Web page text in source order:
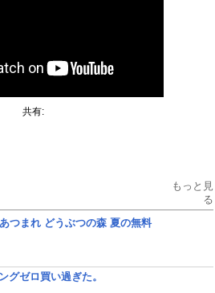
共有:
もっと見
る
つまれ どうぶつの森 夏の無料
グゼロ買い過ぎた。